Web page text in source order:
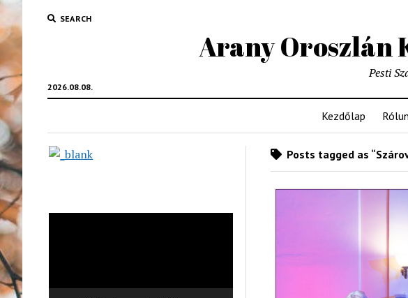
SEARCH
Arany Oroszlán
2026.08.08.
Pesti
Kezdőlap
Posts tagged as